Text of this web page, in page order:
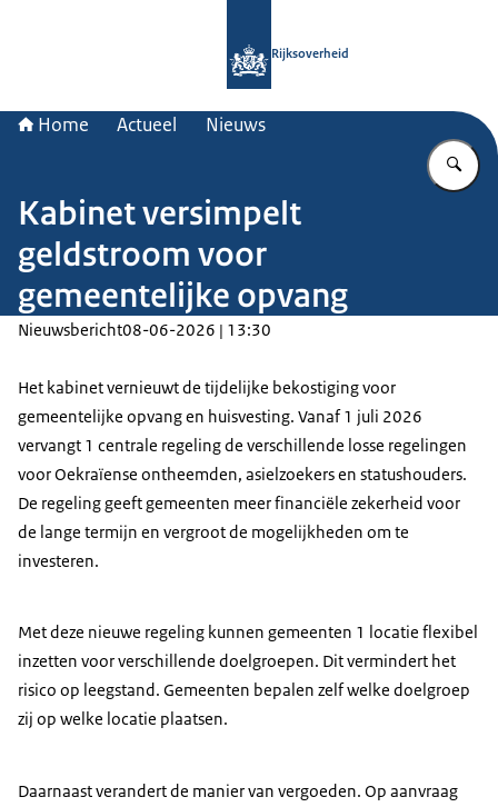
Rijksoverheid
Home Actueel Nieuws
Kabinet versimpelt
geldstroom voor
gemeentelijke opvang
Nieuwsbericht08-06-2026 | 13:30
Het kabinet vernieuwt de tijdelijke bekostiging voor
gemeentelijke opvang en huisvesting. Vanaf 1 juli 2026
vervangt 1 centrale regeling de verschillende losse regelingen
voor Oekraïense ontheemden, asielzoekers en statushouders.
De regeling geeft gemeenten meer financiële zekerheid voor
de lange termijn en vergroot de mogelijkheden om te
investeren.
Met deze nieuwe regeling kunnen gemeenten 1 locatie flexibel
inzetten voor verschillende doelgroepen. Dit vermindert het
risico op leegstand. Gemeenten bepalen zelf welke doelgroep
zij op welke locatie plaatsen.
Daarnaast verandert de manier van vergoeden. Op aanvraag